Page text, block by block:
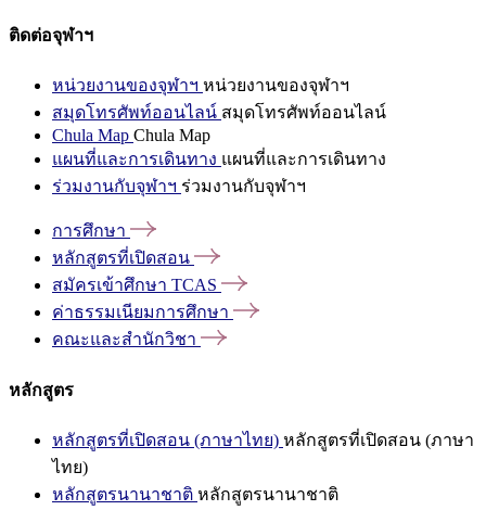
ติดต่อจุฬาฯ
หน่วยงานของจุฬาฯ หน่วยงานของจุฬาฯ
สมุดโทรศัพท์ออนไลน์ สมุดโทรศัพท์ออนไลน์
Chula Map Chula Map
แผนที่และการเดินทาง แผนที่และการเดินทาง
ร่วมงานกับจุฬาฯ ร่วมงานกับจุฬาฯ
การศึกษา
หลักสูตรที่เปิดสอน
สมัครเข้าศึกษา TCAS
ค่าธรรมเนียมการศึกษา
คณะและสำนักวิชา
หลักสูตร
หลักสูตรที่เปิดสอน (ภาษาไทย) หลักสูตรที่เปิดสอน (ภาษา
ไทย)
หลักสูตรนานาชาติ หลักสูตรนานาชาติ